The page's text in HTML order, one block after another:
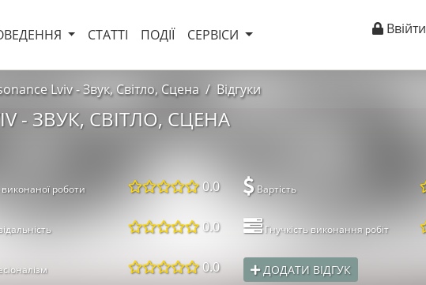
СТАТТІ ПОДІЇ СЕРВІСИ Ввійти
Lviv - Звук, Світло, Сцена Відгуки
- ЗВУК, СВІТЛО, СЦЕНА
виконаної роботи 0.0
0.0
0.0
Вартість
Гнучкість виконання робіт
ДОДАТИ ВІДГУК